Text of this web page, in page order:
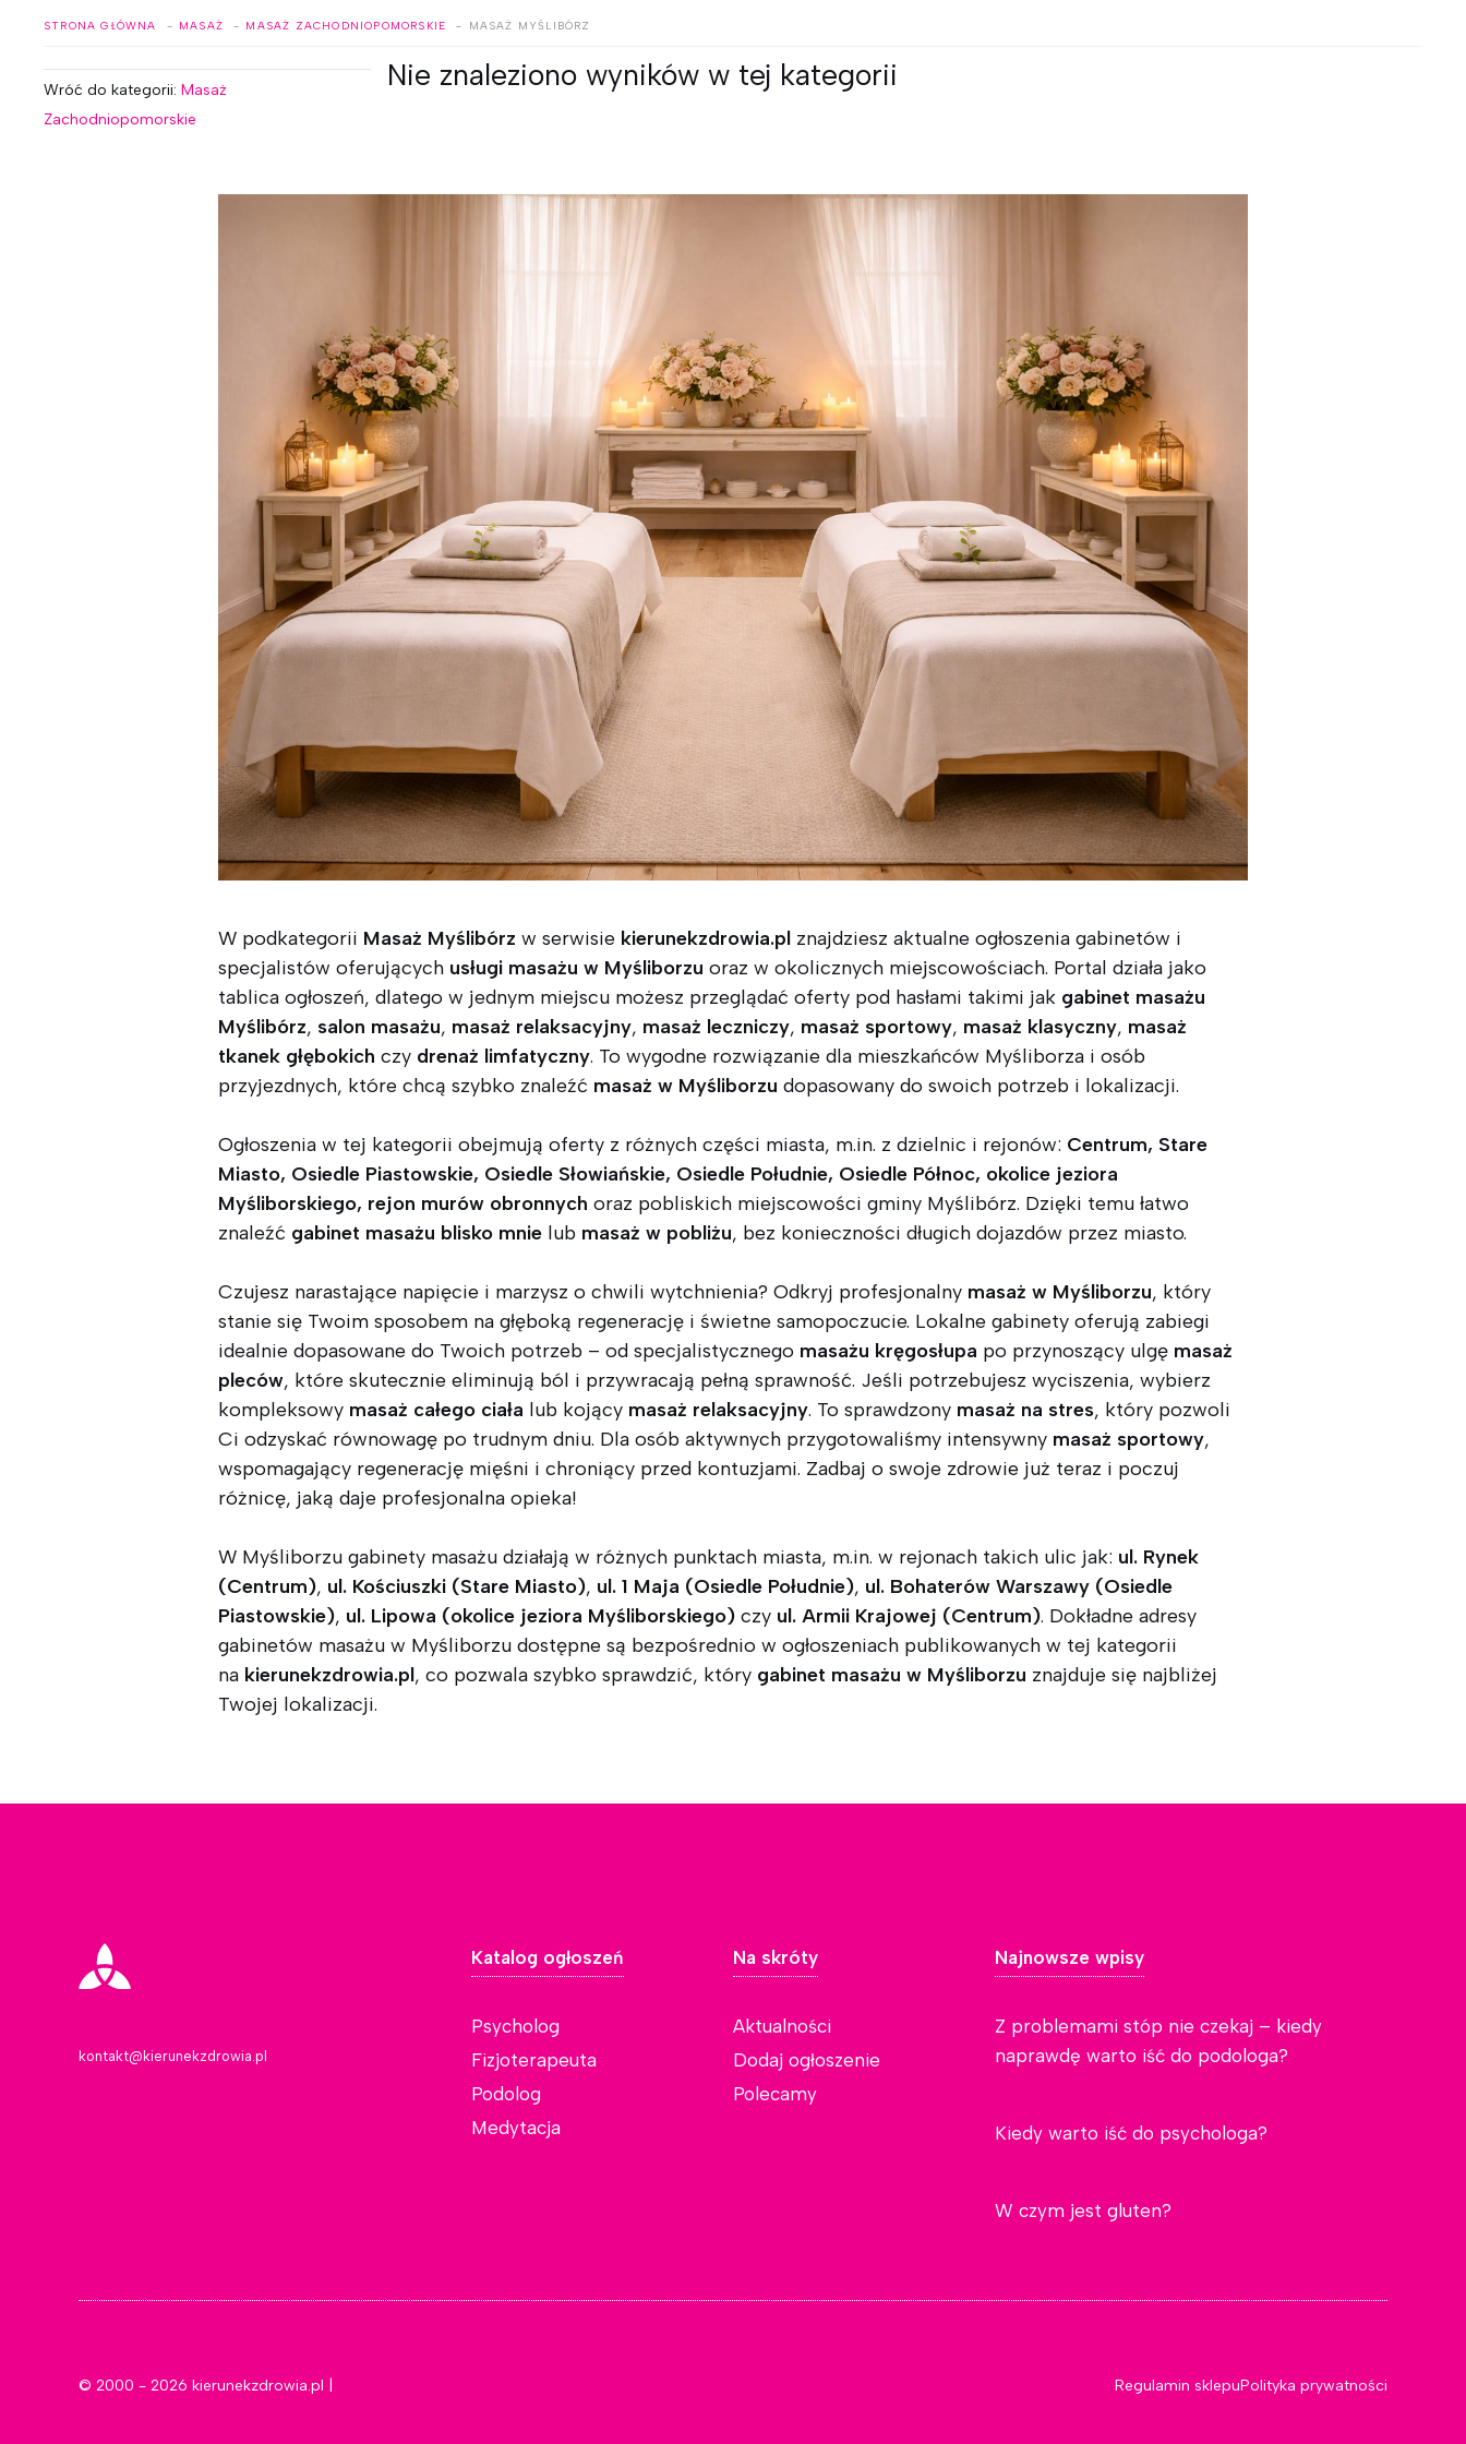
STRONA GŁÓWNA MASAŻ MASAŻ ZACHODNIOPOMORSKIE MASAŻ MYŚLIBÓRZ
Wróć do kategorii: Masaż
Zachodniopomorskie
Nie znaleziono wyników w tej kategorii
W podkategorii Masaż Myślibórz w serwisie kierunekzdrowia.pl znajdziesz aktualne ogłoszenia gabinetów i
specjalistów oferujących usługi masażu w Myśliborzu oraz w okolicznych miejscowościach. Portal działa jako
tablica ogłoszeń, dlatego w jednym miejscu możesz przeglądać oferty pod hasłami takimi jak gabinet masażu
Myślibórz, salon masażu, masaż relaksacyjny, masaż leczniczy, masaż sportowy, masaż klasyczny, masaż
tkanek głębokich czy drenaż limfatyczny. To wygodne rozwiązanie dla mieszkańców Myśliborza i osób
przyjezdnych, które chcą szybko znaleźć masaż w Myśliborzu dopasowany do swoich potrzeb i lokalizacji.
Ogłoszenia w tej kategorii obejmują oferty z różnych części miasta, m.in. z dzielnic i rejonów: Centrum, Stare
Miasto, Osiedle Piastowskie, Osiedle Słowiańskie, Osiedle Południe, Osiedle Północ, okolice jeziora
Myśliborskiego, rejon murów obronnych oraz pobliskich miejscowości gminy Myślibórz. Dzięki temu łatwo
znaleźć gabinet masażu blisko mnie lub masaż w pobliżu, bez konieczności długich dojazdów przez miasto.
Czujesz narastające napięcie i marzysz o chwili wytchnienia? Odkryj profesjonalny masaż w Myśliborzu, który
stanie się Twoim sposobem na głęboką regenerację i świetne samopoczucie. Lokalne gabinety oferują zabiegi
idealnie dopasowane do Twoich potrzeb – od specjalistycznego masażu kręgosłupa po przynoszący ulgę masaż
pleców, które skutecznie eliminują ból i przywracają pełną sprawność. Jeśli potrzebujesz wyciszenia, wybierz
kompleksowy masaż całego ciała lub kojący masaż relaksacyjny. To sprawdzony masaż na stres, który pozwoli
Ci odzyskać równowagę po trudnym dniu. Dla osób aktywnych przygotowaliśmy intensywny masaż sportowy,
wspomagający regenerację mięśni i chroniący przed kontuzjami. Zadbaj o swoje zdrowie już teraz i poczuj
różnicę, jaką daje profesjonalna opieka!
W Myśliborzu gabinety masażu działają w różnych punktach miasta, m.in. w rejonach takich ulic jak: ul. Rynek
(Centrum), ul. Kościuszki (Stare Miasto), ul. 1 Maja (Osiedle Południe), ul. Bohaterów Warszawy (Osiedle
Piastowskie), ul. Lipowa (okolice jeziora Myśliborskiego) czy ul. Armii Krajowej (Centrum). Dokładne adresy
gabinetów masażu w Myśliborzu dostępne są bezpośrednio w ogłoszeniach publikowanych w tej kategorii
na kierunekzdrowia.pl, co pozwala szybko sprawdzić, który gabinet masażu w Myśliborzu znajduje się najbliżej
Twojej lokalizacji.
kontakt@kierunekzdrowia.pl
Katalog ogłoszeń
Psycholog
Fizjoterapeuta
Podolog
Medytacja
Na skróty
Aktualności
Dodaj ogłoszenie
Polecamy
Najnowsze wpisy
Z problemami stóp nie czekaj – kiedy
naprawdę warto iść do podologa?
Kiedy warto iść do psychologa?
W czym jest gluten?
© 2000 - 2026 kierunekzdrowia.pl | Regulamin sklepuPolityka prywatności